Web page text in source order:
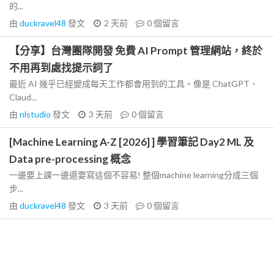
的...
由 duckravel48 發文 2 天前 0個留言
【分享】台灣團隊開發 免費 AI Prompt 管理網站，終於
不用再到處找提示詞了
最近 AI 幾乎已經變成每天工作都會用到的工具。像是 ChatGPT、
Claud...
由 nlstudio 發文 3 天前 0個留言
[Machine Learning A-Z [2026] ] 學習筆記 Day2 ML 及
Data pre-processing 概念
一邊要上課一邊還要寫這個不容易! 整個machine learning分成三個
步...
由 duckravel48 發文 3 天前 0個留言